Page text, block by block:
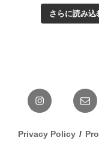
さらに読み込
Instagram メ
ー
Privacy Policy